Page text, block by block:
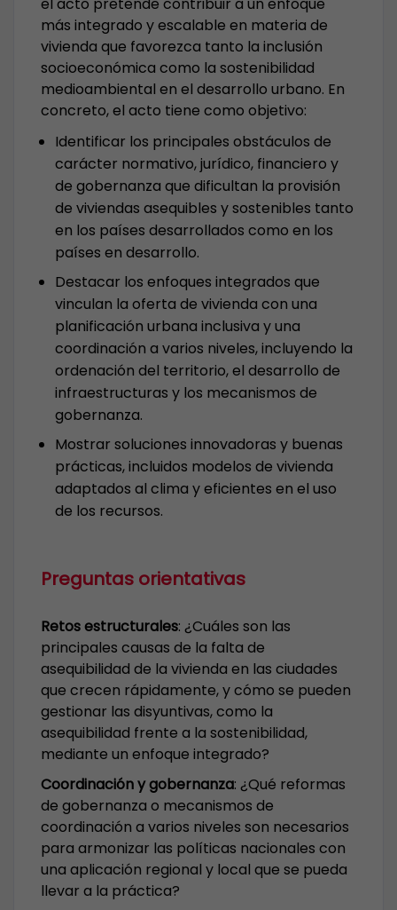
más integrado y escalable en materia de
vivienda que favorezca tanto la inclusión
socioeconómica como la sostenibilidad
medioambiental en el desarrollo urbano. En
concreto, el acto tiene como objetivo:
Identificar los principales obstáculos de
carácter normativo, jurídico, financiero y
de gobernanza que dificultan la provisión
de viviendas asequibles y sostenibles tanto
en los países desarrollados como en los
países en desarrollo.
Destacar los enfoques integrados que
vinculan la oferta de vivienda con una
planificación urbana inclusiva y una
coordinación a varios niveles, incluyendo la
ordenación del territorio, el desarrollo de
infraestructuras y los mecanismos de
gobernanza.
Mostrar soluciones innovadoras y buenas
prácticas, incluidos modelos de vivienda
adaptados al clima y eficientes en el uso
de los recursos.
Preguntas orientativas
Retos estructurales: ¿Cuáles son las
principales causas de la falta de
asequibilidad de la vivienda en las ciudades
que crecen rápidamente, y cómo se pueden
gestionar las disyuntivas, como la
asequibilidad frente a la sostenibilidad,
mediante un enfoque integrado?
Coordinación y gobernanza: ¿Qué reformas
de gobernanza o mecanismos de
coordinación a varios niveles son necesarios
para armonizar las políticas nacionales con
una aplicación regional y local que se pueda
llevar a la práctica?